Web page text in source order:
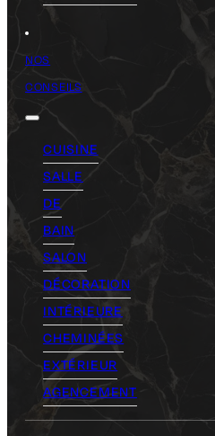
NOS
CONSEILS
CUISINE
SALLE
DE
BAIN
SALON
DÉCORATION
INTÉRIEURE
CHEMINÉES
EXTÉRIEUR
AGENCEMENT